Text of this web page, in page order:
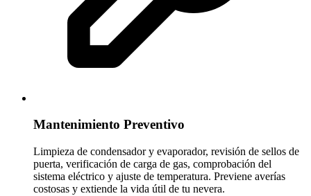
Mantenimiento Preventivo
Limpieza de condensador y evaporador, revisión de sellos de
puerta, verificación de carga de gas, comprobación del
sistema eléctrico y ajuste de temperatura. Previene averías
costosas y extiende la vida útil de tu nevera.